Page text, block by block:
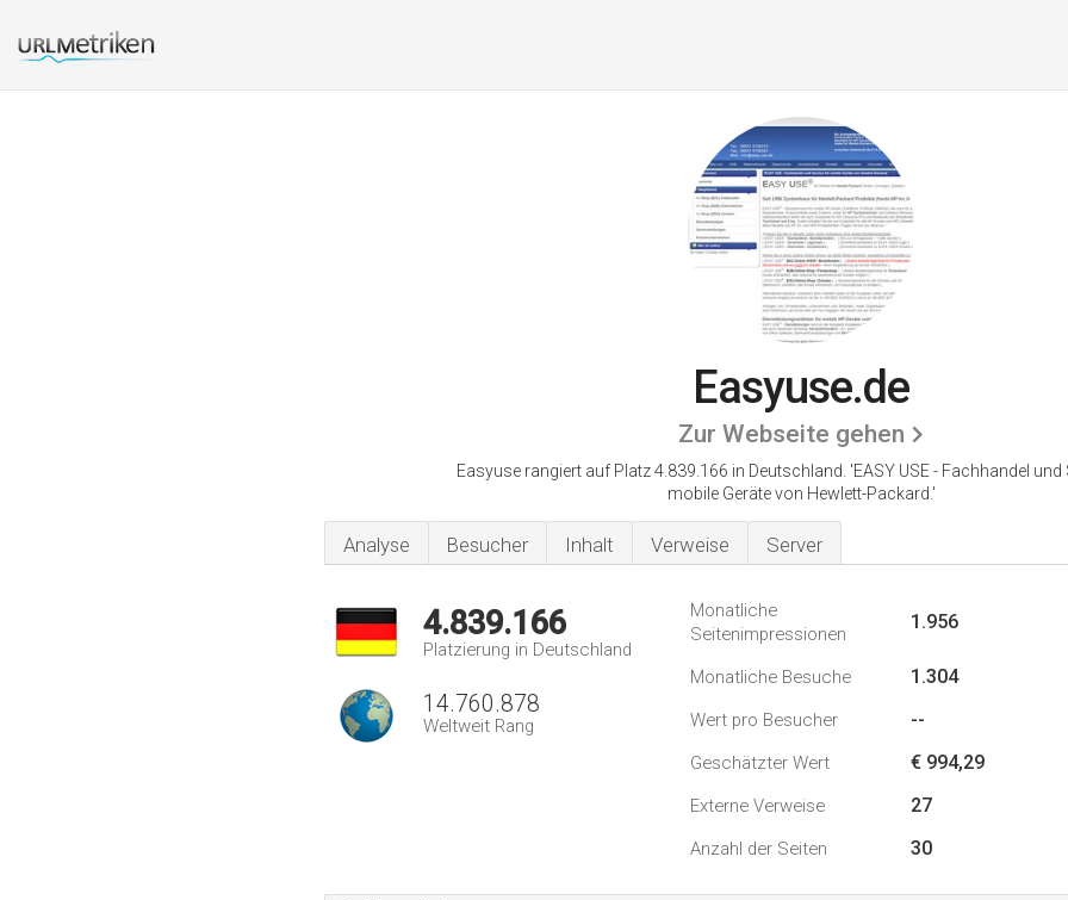
Easyuse.de
Zur Webseite gehen
Easyuse rangiert auf Platz 4.839.166 in Deutschland. 'EASY USE - Fachhandel
mobile Geräte von Hewlett-Packard.'
Analyse Besucher Inhalt Verweise Server
4.839.166
Platzierung in Deutschland
14.760.878
Weltweit Rang
Monatliche
Seitenimpressionen
1.956
Monatliche Besuche 1.304
Wert pro Besucher --
Geschätzter Wert € 994,29
Externe Verweise 27
Anzahl der Seiten 30